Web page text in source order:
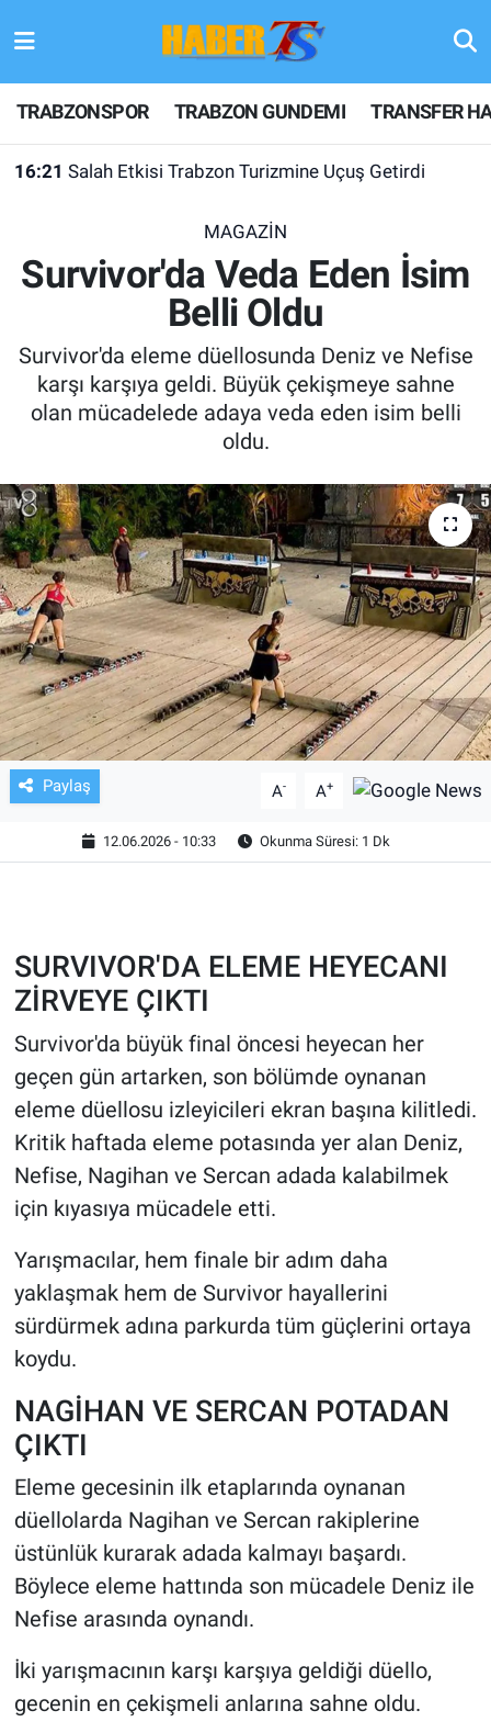
TRABZONSPOR TRABZON GUNDEMI TRANSFER
16:21 Salah Etkisi Trabzon Turizmine Uçuş Getirdi
MAGAZİN
Survivor'da Veda Eden İsim
Belli Oldu
Survivor'da eleme düellosunda Deniz ve Nefise
karşı karşıya geldi. Büyük çekişmeye sahne
olan mücadelede adaya veda eden isim belli
oldu.
Paylaş A- A+
12.06.2026 - 10:33 Okunma Süresi: 1 Dk
SURVIVOR'DA ELEME HEYECANI
ZİRVEYE ÇIKTI
Survivor'da büyük final öncesi heyecan her
geçen gün artarken, son bölümde oynanan
eleme düellosu izleyicileri ekran başına kilitledi.
Kritik haftada eleme potasında yer alan Deniz,
Nefise, Nagihan ve Sercan adada kalabilmek
için kıyasıya mücadele etti.
Yarışmacılar, hem finale bir adım daha
yaklaşmak hem de Survivor hayallerini
sürdürmek adına parkurda tüm güçlerini ortaya
koydu.
NAGİHAN VE SERCAN POTADAN
ÇIKTI
Eleme gecesinin ilk etaplarında oynanan
düellolarda Nagihan ve Sercan rakiplerine
üstünlük kurarak adada kalmayı başardı.
Böylece eleme hattında son mücadele Deniz ile
Nefise arasında oynandı.
İki yarışmacının karşı karşıya geldiği düello,
gecenin en çekişmeli anlarına sahne oldu.
TRABZONSPOR
TRABZON GUNDEMI
KULİS MEYDANI
1461 TRABZON
FUTBOL
TV VE SİNEMA
BASKETBOL
SAĞLIK
GENEL
KÜLTÜR SANAT
EKONOMİ
ÇEVRE
HABERDE İNSAN
POLİTİKA
SPOR
MAGAZİN
Bilim, Teknoloji
Hava Durumu
Trafik Durumu
Son Dakika Haberleri
Haber Arşivi